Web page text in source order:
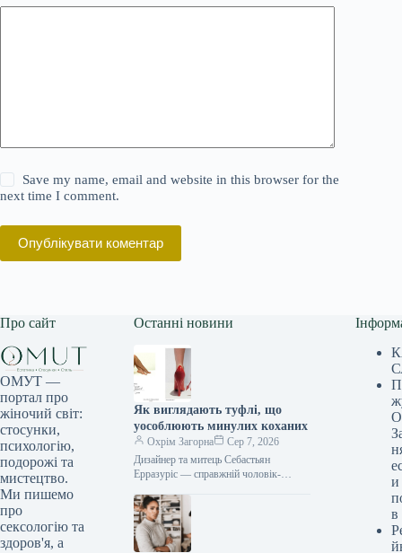
Save my name, email and website in this browser for the
next time I comment.
Опублікувати коментар
Про сайт
ОМУТ —
портал про
жіночий світ:
стосунки,
психологію,
подорожі та
мистецтво.
Ми пишемо
про
сексологію та
здоров'я, а
Останні новини
Як виглядають туфлі, що
уособлюють минулих коханих
Охрім Загорна
Сер 7, 2026
Дизайнер та митець Себастьян
Ерразуріс — справжній чоловік-
Лондоні, навчався у Вашингтоні,
Единбурзі, а…
и
в